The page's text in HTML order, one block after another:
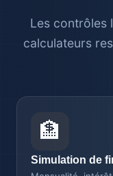
Les contrôles
calculateurs
🏦
Simulation de